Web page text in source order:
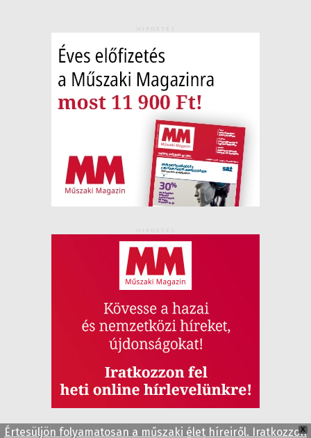
HIRDETÉS
HIRDETÉS
X
Értesüljön folyamatosan a műszaki élet híreiről. Iratkozzon